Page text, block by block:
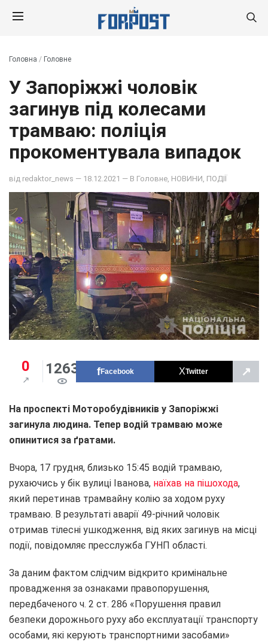
Головна / Головне
У Запоріжжі чоловік
загинув під колесами
трамваю: поліція
прокоментувала випадок
від redaktor_news — 18.12.2021 — В Головне НОВИНИ ПОДІЇ
0 1263 Facebook Twitter ↗
На проспекті Моторобудівників у Запоріжжі
загинула людина. Тепер водій трамваю може
опинитися за ґратами.
Вчора, 17 грудня, близько 15:45 водій трамваю,
рухаючись у бік вулиці Іванова, наїхав на пішохода,
який перетинав трамвайну колію за ходом руху
трамваю. В результаті аварії 49-річний чоловік
отримав тілесні ушкодження, від яких загинув на місці
події, повідомляє пресслужба ГУНП області.
За даним фактом слідчим відкрито кримінальне
провадження за ознаками правопорушення,
передбаченого ч. 2 ст. 286 «Порушення правил
безпеки дорожнього руху або експлуатації транспорту
особами, які керують транспортними засобами»